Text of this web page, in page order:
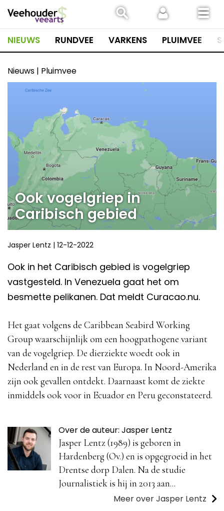
naar
inhoud
NIEUWS RUNDVEE VARKENS PLUIMVEE
Nieuws | Pluimvee
Ook vogelgriep in
Caribisch gebied
Jasper Lentz | 12-12-2022
Ook in het Caribisch gebied is vogelgriep
vastgesteld. In Venezuela gaat het om
besmette pelikanen. Dat meldt Curacao.nu.
Het gaat volgens de Caribbean Seabird Working
Group waarschijnlijk om een hoogpathogene variant
van de vogelgriep. De dierziekte woedt ook in
Nederland en in de rest van Europa. In Noord-Amerika
zijn ook gevallen ontdekt. Daarnaast komt de ziekte
inmiddels ook voor in Ecuador en Peru geconstateerd.
Over de auteur: Jasper Lentz
Jasper Lentz (1989) is geboren in
Hardenberg (Ov.) en is opgegroeid in het
Drentse dorp Dalen. Na de studie
Journalistiek is hij in 2013 aan...
Meer over Jasper Lentz